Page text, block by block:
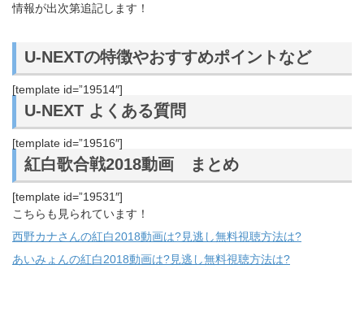
情報が出次第追記します！
U-NEXTの特徴やおすすめポイントなど
[template id=”19514″]
U-NEXT よくある質問
[template id=”19516″]
紅白歌合戦2018動画 まとめ
[template id=”19531″]
こちらも見られています！
西野カナさんの紅白2018動画は?見逃し無料視聴方法は?
あいみょんの紅白2018動画は?見逃し無料視聴方法は?